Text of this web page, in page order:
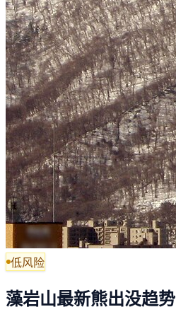
低风险
藻岩山最新熊出没趋势